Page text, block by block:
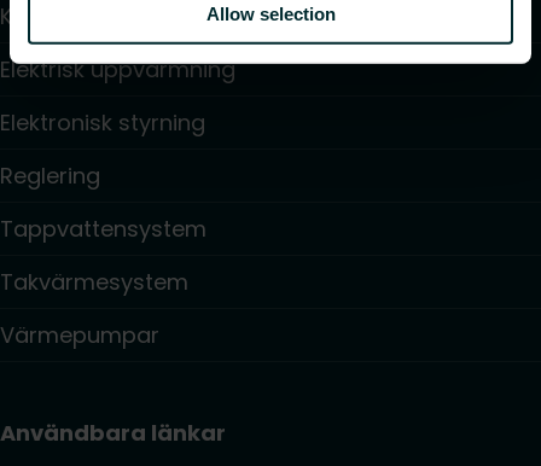
Allow selection
Konvektorer och fläktkonvektorer
Elektrisk uppvärmning
Elektronisk styrning
Reglering
Tappvattensystem
Takvärmesystem
Värmepumpar
Användbara länkar